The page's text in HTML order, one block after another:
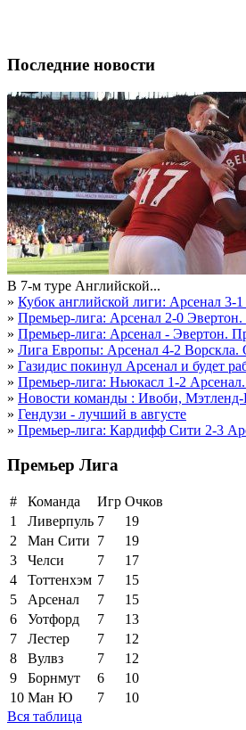
Последние новости
В 7-м туре Английской...
» Кубок английской лиги: Арсенал 3-
» Премьер-лига: Арсенал 2-0 Эвертон.
» Премьер-лига: Арсенал - Эвертон.
» Лига Европы: Арсенал 4-2 Ворскла.
» Газидис покинул Арсенал и будет
» Премьер-лига: Ньюкасл 1-2
» Новости команды : Ивоби, Мэтленд-
» Гендузи - лучший в августе
» Премьер-лига: Кардифф Сити 2-3
Премьер Лига
# Команда Игр Очков
1
Ливерпуль 7
19
2
Ман Сити 7
19
3
Челси 7
17
4
Тоттенхэм 7
15
5
Арсенал 7
15
6
Уотфорд 7
13
7
Лестер 7
12
8
Вулвз 7
12
9
Борнмут 6
10
10 Ман Ю 7
10
Вся таблица